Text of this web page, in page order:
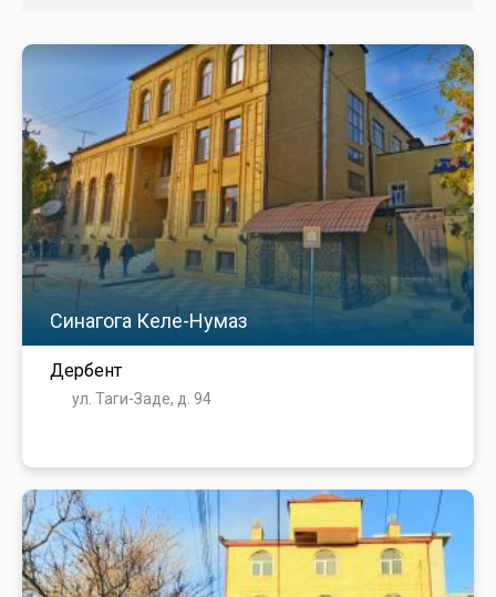
Синагога Келе-Нумаз
Дербент
ул. Таги-Заде, д. 94